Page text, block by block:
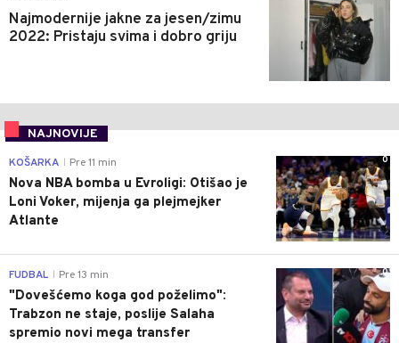
Najmodernije jakne za jesen/zimu
2022: Pristaju svima i dobro griju
NAJNOVIJE
0
KOŠARKA Pre 11 min
Nova NBA bomba u Evroligi: Otišao je
Loni Voker, mijenja ga plejmejker
Atlante
0
FUDBAL Pre 13 min
"Dovešćemo koga god poželimo":
Trabzon ne staje, poslije Salaha
spremio novi mega transfer